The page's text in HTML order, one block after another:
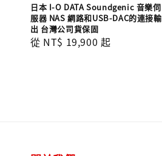
日本 I-O DATA Soundgenic 音樂伺
服器 NAS 網路和USB-DAC的連接輸
出 台灣公司貨保固
Regular
從 NT$ 19,900 起